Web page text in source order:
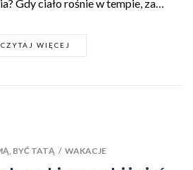
Gdy ciało rośnie w tempie, za…
CZYTAJ WIĘCEJ
BYĆ TATĄ / WAKACJE